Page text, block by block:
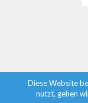
Diese Website
nutzt, gehen